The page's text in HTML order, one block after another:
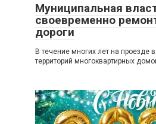
Муниципальная
своевременно
дороги
В течение многих лет на проезде
территорий многоквартирных